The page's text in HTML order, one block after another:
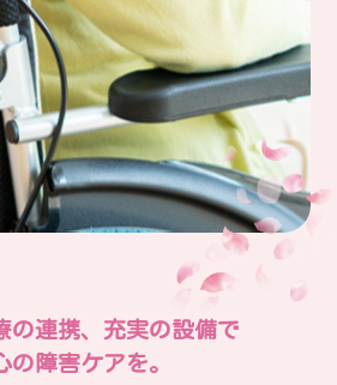
の連携、充実の設備で
の障害ケアを。